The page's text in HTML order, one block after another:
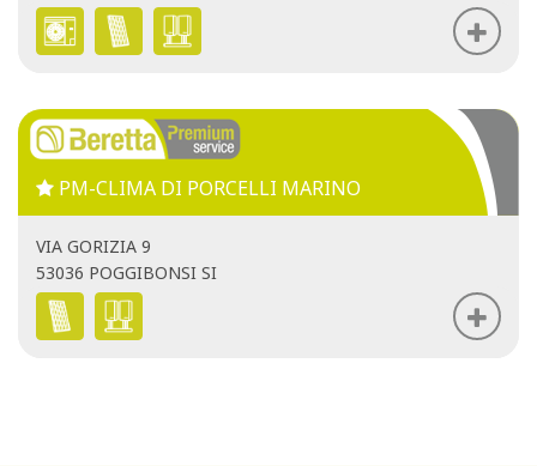
PM-CLIMA DI PORCELLI MARINO
VIA GORIZIA 9
53036 POGGIBONSI SI